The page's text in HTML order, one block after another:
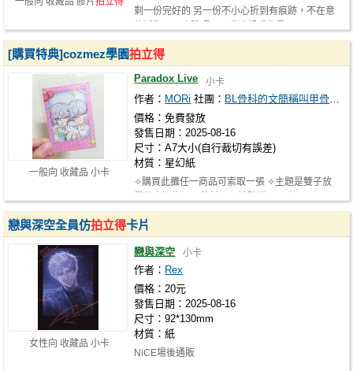
剩一份完好的 另一份不小心折到有痕跡，不在意
一般向 收藏品 小卡
[購買特典]cozmez學園拍立得
Paradox Live 小卡
作者： MORi 社團： BL骨科的文簡稱叫甲骨文嗎
價格：免費發放
發售日期：2025-08-16
尺寸：A7大小(自行裁切有誤差)
材質：星幻紙
✧購買此攤任一商品可索取一張 ✧主題是雙子放
女性向 收藏品 小卡
戀與深空全員仿拍立得卡片
戀與深空 小卡
作者： Rex
價格：20元
發售日期：2025-08-16
尺寸：92*130mm
材質：紙
NiCE場後通販